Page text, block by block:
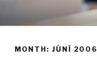
efni
MONTH: JÚNÍ 2006